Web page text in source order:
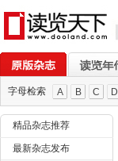
字母检索 A B C D
精品杂志推荐
最新杂志发布